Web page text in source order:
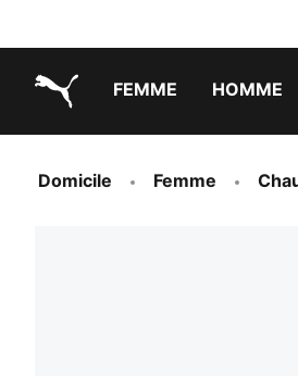
FEMME HOMME
Domicile Femme